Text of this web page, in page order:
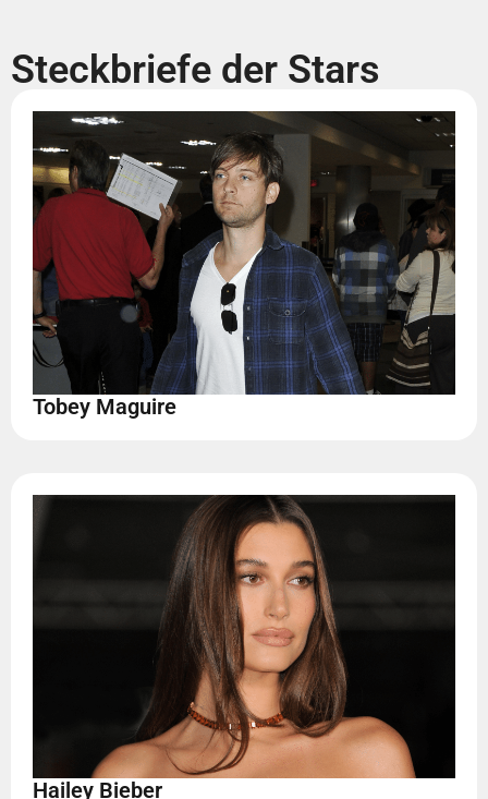
Steckbriefe der Stars
Tobey Maguire
Hailey Bieber